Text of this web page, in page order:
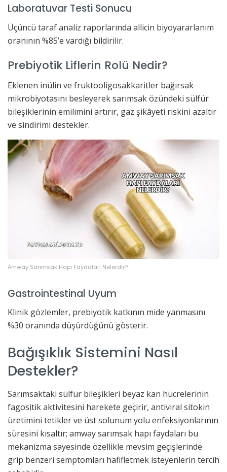
Laboratuvar Testi Sonucu
Üçüncü taraf analiz raporlarında allicin biyoyararlanım
oranının %85’e vardığı bildirilir.
Prebiyotik Liflerin Rolü Nedir?
Eklenen inülin ve fruktooligosakkaritler bağırsak
mikrobiyotasını besleyerek sarımsak özündeki sülfür
bileşiklerinin emilimini artırır, gaz şikâyeti riskini azaltır
ve sindirimi destekler.
Amway Sarımsak Hapı Faydaları Nelerdir?
Gastrointestinal Uyum
Klinik gözlemler, prebiyotik katkının mide yanmasını
%30 oranında düşürdüğünü gösterir.
Bağışıklık Sistemini Nasıl
Destekler?
Sarımsaktaki sülfür bileşikleri beyaz kan hücrelerinin
fagositik aktivitesini harekete geçirir, antiviral sitokin
üretimini tetikler ve üst solunum yolu enfeksiyonlarının
süresini kısaltır; amway sarımsak hapı faydaları bu
mekanizma sayesinde özellikle mevsim geçişlerinde
grip benzeri semptomları hafifletmek isteyenlerin tercih